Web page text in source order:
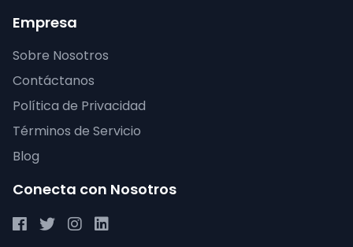
Empresa
Sobre Nosotros
Contáctanos
Política de Privacidad
Términos de Servicio
Blog
Conecta con Nosotros